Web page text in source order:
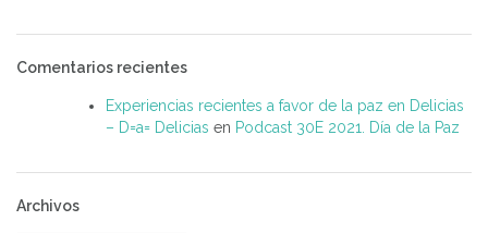
Comentarios recientes
Experiencias recientes a favor de la paz en Delicias
– D=a= Delicias en Podcast 30E 2021. Día de la Paz
Archivos